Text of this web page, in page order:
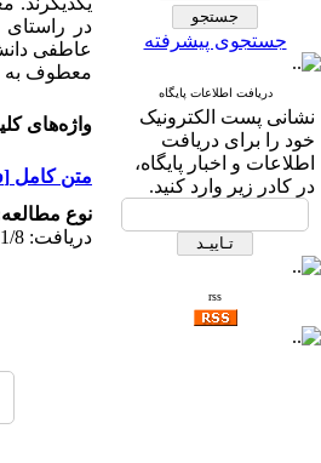
جستجوی پیشرفته
دریافت اطلاعات پایگاه
نشانی پست الکترونیک
خود را برای دریافت
اطلاعات و اخبار پایگاه،
در کادر زیر وارد کنید.
rss
در
عاطفی
معطوف به
واژه‌های
متن کامل [PDF 517 kb]
نوع
دریافت: 1398/11/8 | پذیرش: 1399/2/24 | انتشار: 1400/9/16